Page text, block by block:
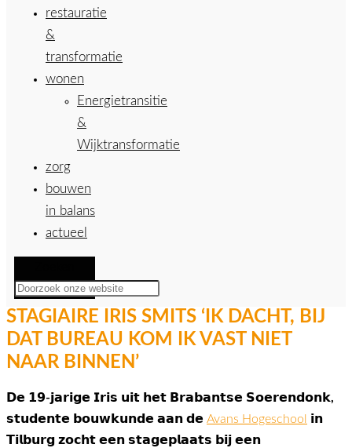
restauratie
&
transformatie
wonen
Energietransitie
&
Wijktransformatie
zorg
bouwen
in balans
actueel
STAGIAIRE IRIS SMITS ‘IK DACHT, BIJ
DAT BUREAU KOM IK VAST NIET
NAAR BINNEN’
𝗗𝗲 𝟭𝟵-𝗷𝗮𝗿𝗶𝗴𝗲 𝗜𝗿𝗶𝘀 𝘂𝗶𝘁 𝗵𝗲𝘁 𝗕𝗿𝗮𝗯𝗮𝗻𝘁𝘀𝗲 𝗦𝗼𝗲𝗿𝗲𝗻𝗱𝗼𝗻𝗸,
𝘀𝘁𝘂𝗱𝗲𝗻𝘁𝗲 𝗯𝗼𝘂𝘄𝗸𝘂𝗻𝗱𝗲 𝗮𝗮𝗻 𝗱𝗲 Avans Hogeschool
𝗶𝗻
𝗧𝗶𝗹𝗯𝘂𝗿𝗴 𝘇𝗼𝗰𝗵𝘁 𝗲𝗲𝗻 𝘀𝘁𝗮𝗴𝗲𝗽𝗹𝗮𝗮𝘁𝘀 𝗯𝗶𝗷 𝗲𝗲𝗻